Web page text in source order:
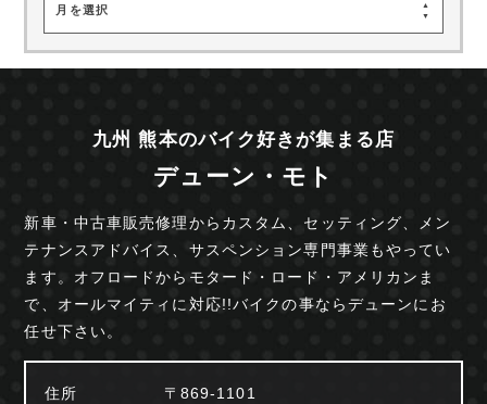
月を選択
九州 熊本のバイク好きが集まる店
デューン・モト
新車・中古車販売修理からカスタム、セッティング、
メン
テナンスアドバイス、サスペンション専門事業もやってい
ます。オフロードからモタード・ロード・ アメリカンま
で、オールマイティに対応!!バイクの事ならデューンにお
任せ下さい。
住所
〒869-1101